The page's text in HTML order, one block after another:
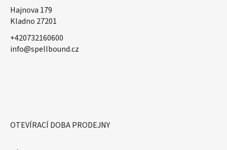
Hajnova 179
Kladno 27201
+420732160600
​info@spellbound.cz
OTEVÍRACÍ DOBA PRODEJNY